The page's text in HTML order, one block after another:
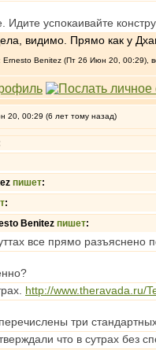
Идите успокаивайте
видимо. Прямо как у
Benitez (Пт 26 Июн 20, 00:29),
20, 00:29 (6 лет тому назад)
пишет:
:
Benitez пишет:
все прямо разъяснено
http://www.theravada.ru/
три
что в сутрах без